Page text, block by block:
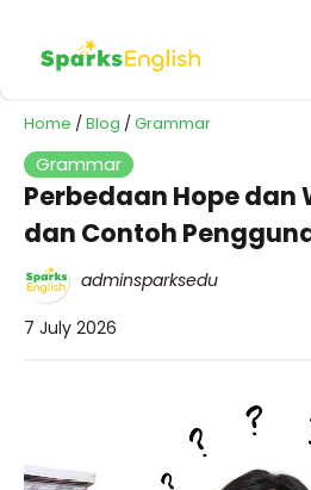
Home /Blog /Grammar
Grammar
Perbedaan Hope dan
dan Contoh
adminsparksedu
7 July 2026